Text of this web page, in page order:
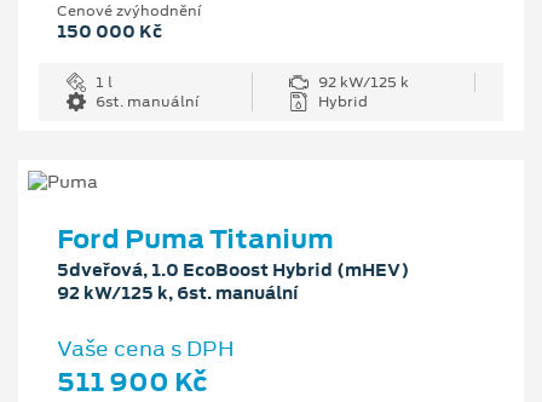
Cenové zvýhodnění
150 000 Kč
1 l
92 kW/125 k
6st. manuální
Hybrid
Ford Puma Titanium
5dveřová, 1.0 EcoBoost Hybrid (mHEV)
92 kW/125 k, 6st. manuální
Vaše cena s DPH
511 900 Kč